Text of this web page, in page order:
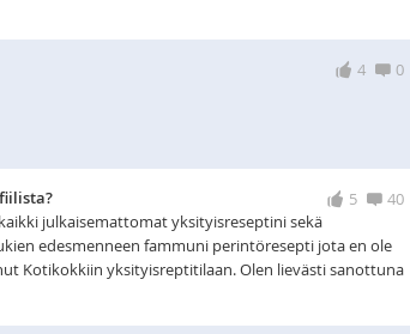
4 0
5 40
julkaisemattomat yksityisreseptini sekä
edesmenneen fammuni perintöresepti jota en ole
Kotikokkiin yksityisreptitilaan. Olen lievästi sanottuna